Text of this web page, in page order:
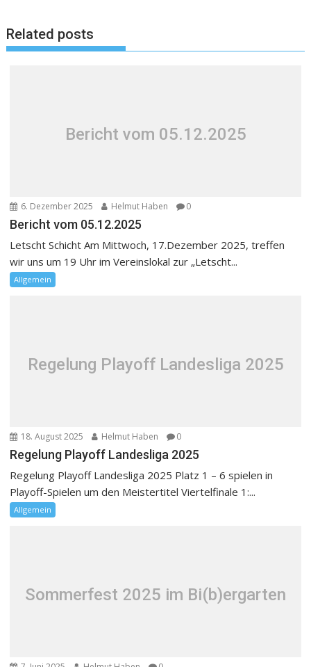
Related posts
Bericht vom 05.12.2025
6. Dezember 2025 Helmut Haben 0
Bericht vom 05.12.2025
Letscht Schicht Am Mittwoch, 17.Dezember 2025, treffen
wir uns um 19 Uhr im Vereinslokal zur „Letscht...
Allgemein
Regelung Playoff Landesliga 2025
18. August 2025 Helmut Haben 0
Regelung Playoff Landesliga 2025
Regelung Playoff Landesliga 2025 Platz 1 – 6 spielen in
Playoff-Spielen um den Meistertitel Viertelfinale 1:...
Allgemein
Sommerfest 2025 im Bi(b)ergarten